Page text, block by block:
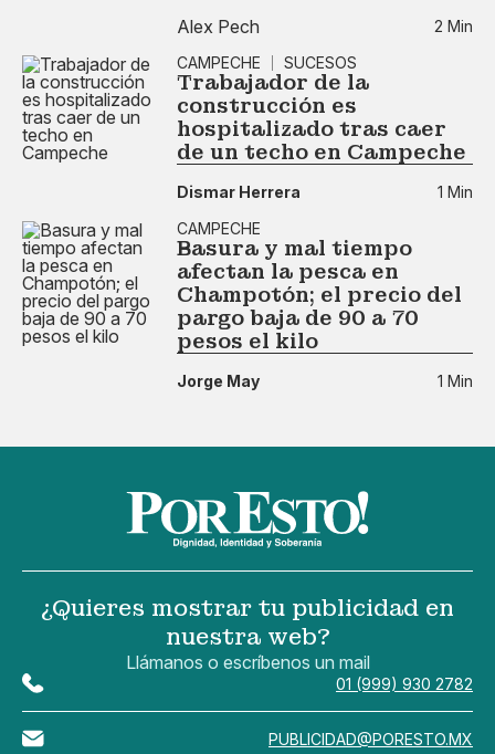
Alex Pech
2 Min
CAMPECHE
SUCESOS
Trabajador de la
construcción es
hospitalizado tras caer
de un techo en Campeche
Dismar Herrera
1 Min
CAMPECHE
Basura y mal tiempo
afectan la pesca en
Champotón; el precio del
pargo baja de 90 a 70
pesos el kilo
Jorge May 1 Min
¿Quieres mostrar tu publicidad en
nuestra web?
Llámanos o escríbenos un mail
01 (999) 930 2782
PUBLICIDAD@PORESTO.MX